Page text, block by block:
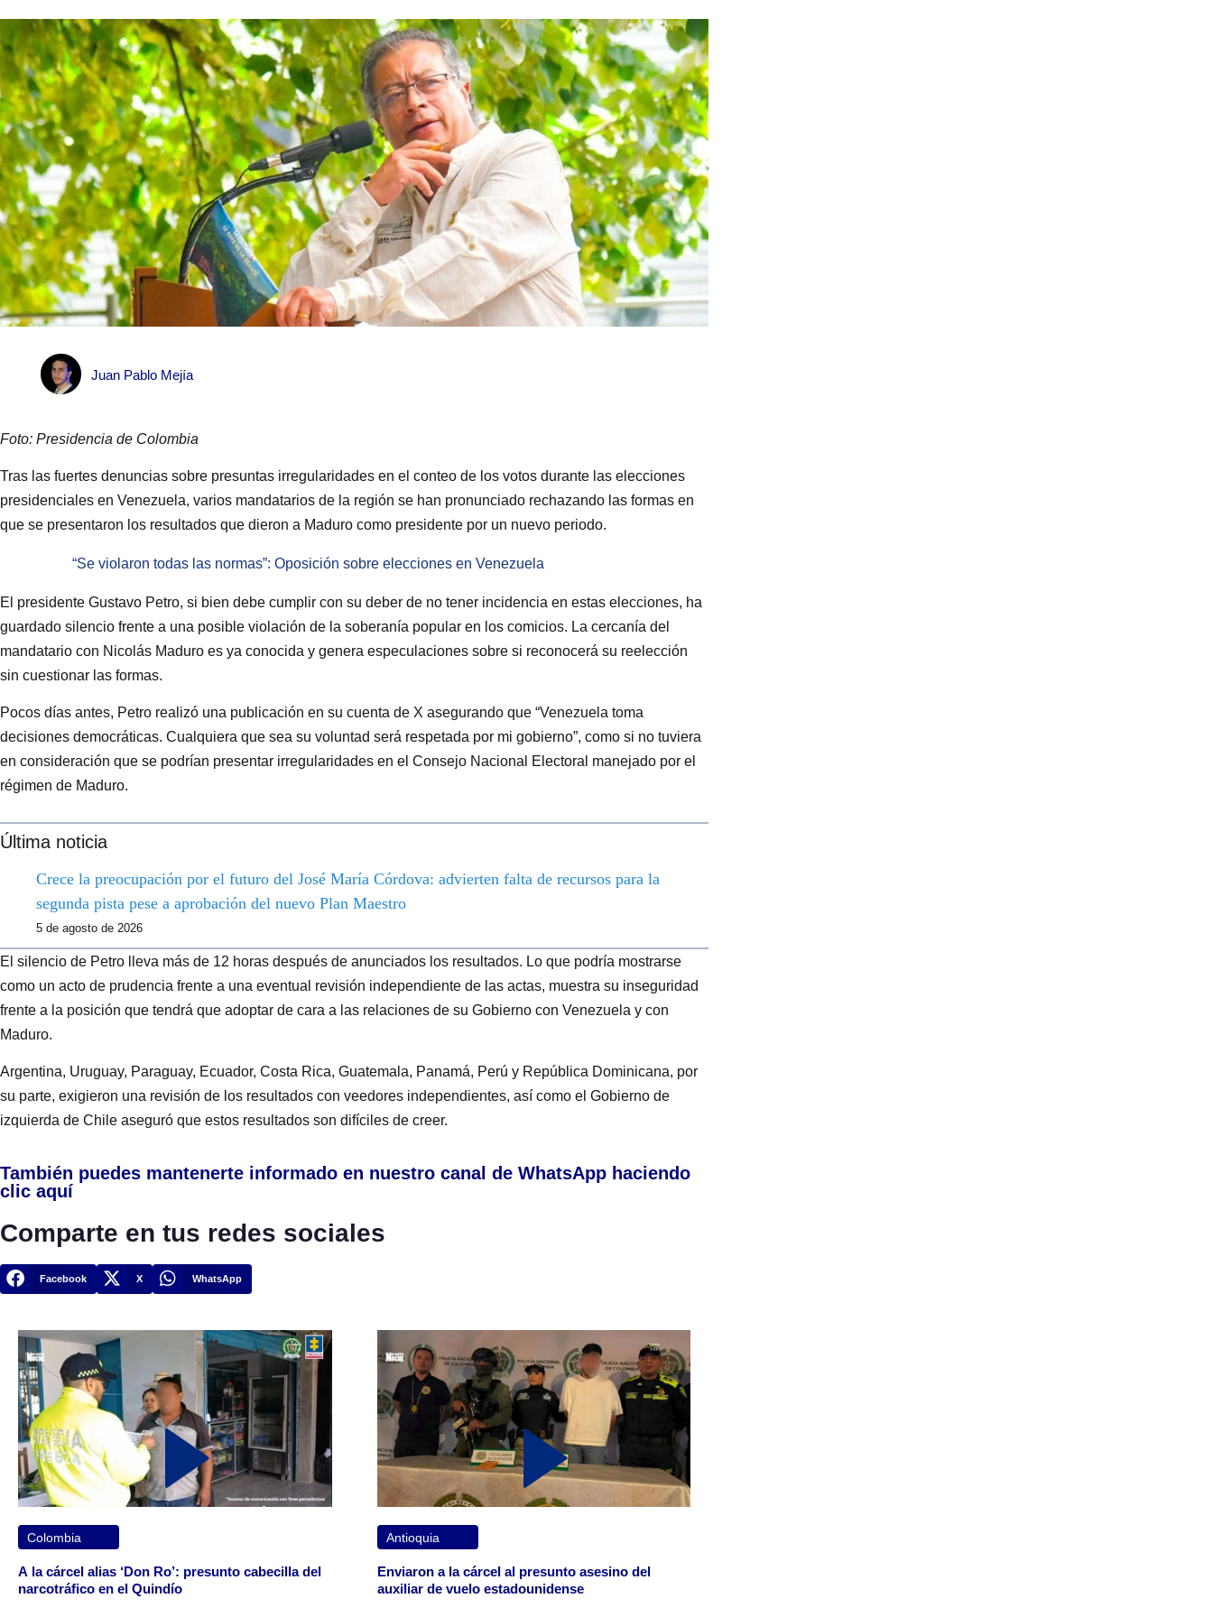
Juan Pablo Mejía
Foto: Presidencia de Colombia
Tras las fuertes denuncias sobre presuntas irregularidades en el conteo de los votos durante las elecciones
presidenciales en Venezuela, varios mandatarios de la región se han pronunciado rechazando las formas en
que se presentaron los resultados que dieron a Maduro como presidente por un nuevo periodo.
“Se violaron todas las normas”: Oposición sobre elecciones en Venezuela
El presidente Gustavo Petro, si bien debe cumplir con su deber de no tener incidencia en estas elecciones, ha
guardado silencio frente a una posible violación de la soberanía popular en los comicios. La cercanía del
mandatario con Nicolás Maduro es ya conocida y genera especulaciones sobre si reconocerá su reelección
sin cuestionar las formas.
Pocos días antes, Petro realizó una publicación en su cuenta de X asegurando que “Venezuela toma
decisiones democráticas. Cualquiera que sea su voluntad será respetada por mi gobierno”, como si no tuviera
en consideración que se podrían presentar irregularidades en el Consejo Nacional Electoral manejado por el
régimen de Maduro.
Última noticia
Crece la preocupación por el futuro del José María Córdova: advierten falta de recursos para la
segunda pista pese a aprobación del nuevo Plan Maestro
5 de agosto de 2026
El silencio de Petro lleva más de 12 horas después de anunciados los resultados. Lo que podría mostrarse
como un acto de prudencia frente a una eventual revisión independiente de las actas, muestra su inseguridad
frente a la posición que tendrá que adoptar de cara a las relaciones de su Gobierno con Venezuela y con
Maduro.
Argentina, Uruguay, Paraguay, Ecuador, Costa Rica, Guatemala, Panamá, Perú y República Dominicana, por
su parte, exigieron una revisión de los resultados con veedores independientes, así como el Gobierno de
izquierda de Chile aseguró que estos resultados son difíciles de creer.
También puedes mantenerte informado en nuestro canal de WhatsApp haciendo
clic aquí
Comparte en tus redes sociales
Facebook X WhatsApp
Colombia
A la cárcel alias ‘Don Ro’: presunto cabecilla del
narcotráfico en el Quindío
Antioquia
Enviaron a la cárcel al presunto asesino del
auxiliar de vuelo estadounidense